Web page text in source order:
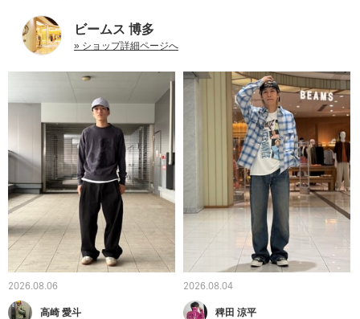
ビームス 博多
» ショップ詳細ページへ
2026.08.06
高崎 愛斗
2026.08.04
稗田 涼平